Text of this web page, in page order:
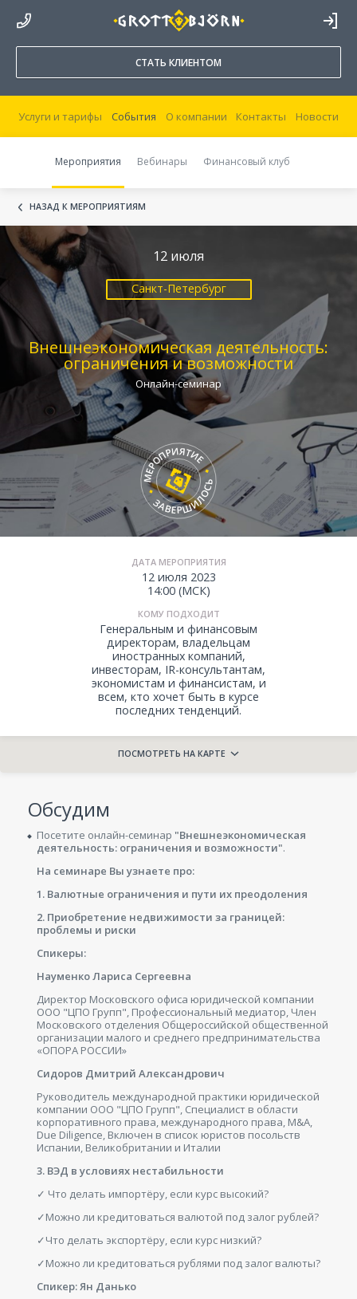
8 800 250 44 20
ВОЙТИ В
КАБИНЕТ
СТАТЬ КЛИЕНТОМ
Услуги и тарифы События О компании Контакты Новости
Мероприятия Вебинары Финансовый клуб
НАЗАД К МЕРОПРИЯТИЯМ
12 июля
Санкт-Петербург
Внешнеэкономическая деятельность:
ограничения и возможности
Онлайн-семинар
ДАТА МЕРОПРИЯТИЯ
12 июля 2023
14:00 (МСК)
КОМУ ПОДХОДИТ
Генеральным и финансовым
директорам, владельцам
иностранных компаний,
инвесторам, IR-консультантам,
экономистам и финансистам, и
всем, кто хочет быть в курсе
последних тенденций.
ПОСМОТРЕТЬ НА КАРТЕ
Обсудим
Посетите онлайн-семинар "Внешнеэкономическая
деятельность: ограничения и возможности".
На семинаре Вы узнаете про:
1. Валютные ограничения и пути их преодоления
2. Приобретение недвижимости за границей:
проблемы и риски
Спикеры:
Науменко Лариса Сергеевна
Директор Московского офиса юридической компании
ООО "ЦПО Групп", Профессиональный медиатор, Член
Московского отделения Общероссийской общественной
организации малого и среднего предпринимательства
«ОПОРА РОССИИ»
Сидоров Дмитрий Александрович
Руководитель международной практики юридической
компании ООО "ЦПО Групп", Специалист в области
корпоративного права, международного права, M&A,
Due Diligence, Включен в список юристов посольств
Испании, Великобритании и Италии
3. ВЭД в условиях нестабильности
✓ Что делать импортёру, если курс высокий?
✓Можно ли кредитоваться валютой под залог рублей?
✓Что делать экспортёру, если курс низкий?
✓Можно ли кредитоваться рублями под залог валюты?
Спикер: Ян Данько